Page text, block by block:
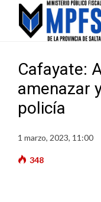
Cafayate:
amenazar
policía
1 marzo, 2023, 11:00
348